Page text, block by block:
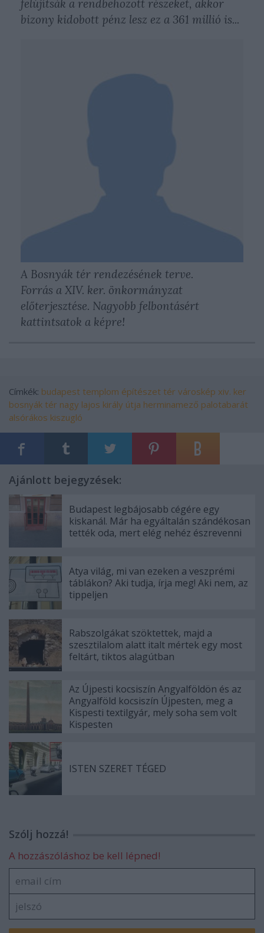
felújítsák a rendbehozott részeket, akkor
bizony kidobott pénz lesz ez a 361 millió is...
A Bosnyák tér rendezésének terve.
Forrás a XIV. ker. önkormányzat
előterjesztése. Nagyobb felbontásért
kattintsatok a képre!
Címkék: budapest templom építészet tér városkép xiv. ker
bosnyák tér nagy lajos király útja herminamező palotabarát
alsórákos kiszugló
Ajánlott bejegyzések:
Budapest legbájosabb cégére egy
kiskanál. Már ha egyáltalán szándékosan
tették oda, mert elég nehéz észrevenni
Atya világ, mi van ezeken a veszprémi
táblákon? Aki tudja, írja meg! Aki nem, az
tippeljen
Rabszolgákat szöktettek, majd a
szesztilalom alatt italt mértek egy most
feltárt, tiktos alagútban
Az Újpesti kocsiszín Angyalföldön és az
Angyalföld kocsiszín Újpesten, meg a
Kispesti textilgyár, mely soha sem volt
Kispesten
ISTEN SZERET TÉGED
Szólj hozzá!
A hozzászóláshoz be kell lépned!